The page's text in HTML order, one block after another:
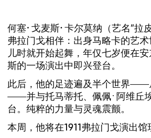
何塞·戈麦斯·卡尔莫纳（艺名”拉皮
弗拉门戈相伴：出身马略卡的艺
儿时就开始起舞，年仅七岁便在
斯的一场演出中即兴登台。
此后，他的足迹遍及半个世界——
——并与托马蒂托、佩佩·阿维丘
台。纯粹的力量与灵魂震颤。
本周，他将在1911弗拉门戈演出馆